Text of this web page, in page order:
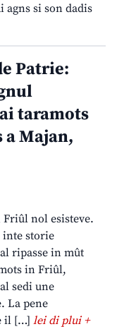
agns si son dadis
Patrie:
taramots
Majan,
nol esisteve.
inte storie
ripasse in mût
in Friûl,
sedi une
La pene
il […] lei di plui +